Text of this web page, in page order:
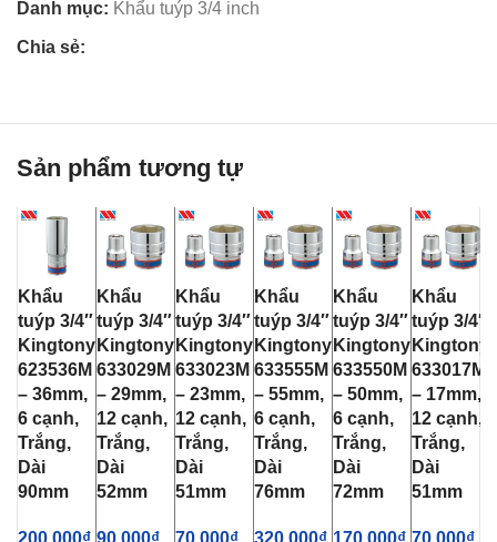
Danh mục: Khẩu tuýp 3/4 inch
Chia sẻ:
Sản phẩm tương tự
Khẩu
tuýp 3/4″
Kingtony
623536M
– 36mm,
6 cạnh,
Trắng,
Dài
90mm
200.000₫
Khẩu
tuýp 3/4″
Kingtony
633029M
– 29mm,
12 cạnh,
Trắng,
Dài
52mm
90.000₫
Khẩu
tuýp 3/4″
Kingtony
633023M
– 23mm,
12 cạnh,
Trắng,
Dài
51mm
70.000₫
Khẩu
tuýp 3/4″
Kingtony
633555M
– 55mm,
6 cạnh,
Trắng,
Dài
76mm
320.000₫
Khẩu
tuýp 3/4″
Kingtony
633550M
– 50mm,
6 cạnh,
Trắng,
Dài
72mm
170.000₫
Khẩu
tuýp 3/4″
Kingtony
633017M
– 17mm,
12 cạnh,
Trắng,
Dài
51mm
70.000₫